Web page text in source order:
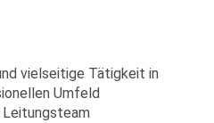
vielseitige Tätigkeit in
Umfeld
Leitungsteam